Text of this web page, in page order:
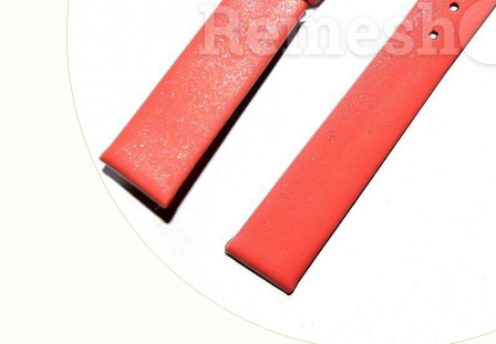
Браслеты
Фурнитура